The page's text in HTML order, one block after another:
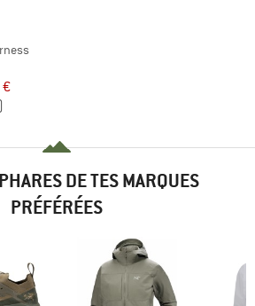
DE TES MARQUES
PRÉFÉRÉES